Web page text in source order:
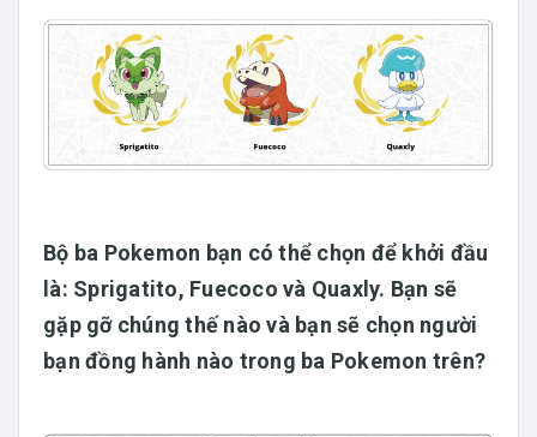
Bộ ba Pokemon bạn có thể chọn để khởi đầu
là: Sprigatito, Fuecoco và Quaxly. Bạn sẽ
gặp gỡ chúng thế nào và bạn sẽ chọn người
bạn đồng hành nào trong ba Pokemon trên?